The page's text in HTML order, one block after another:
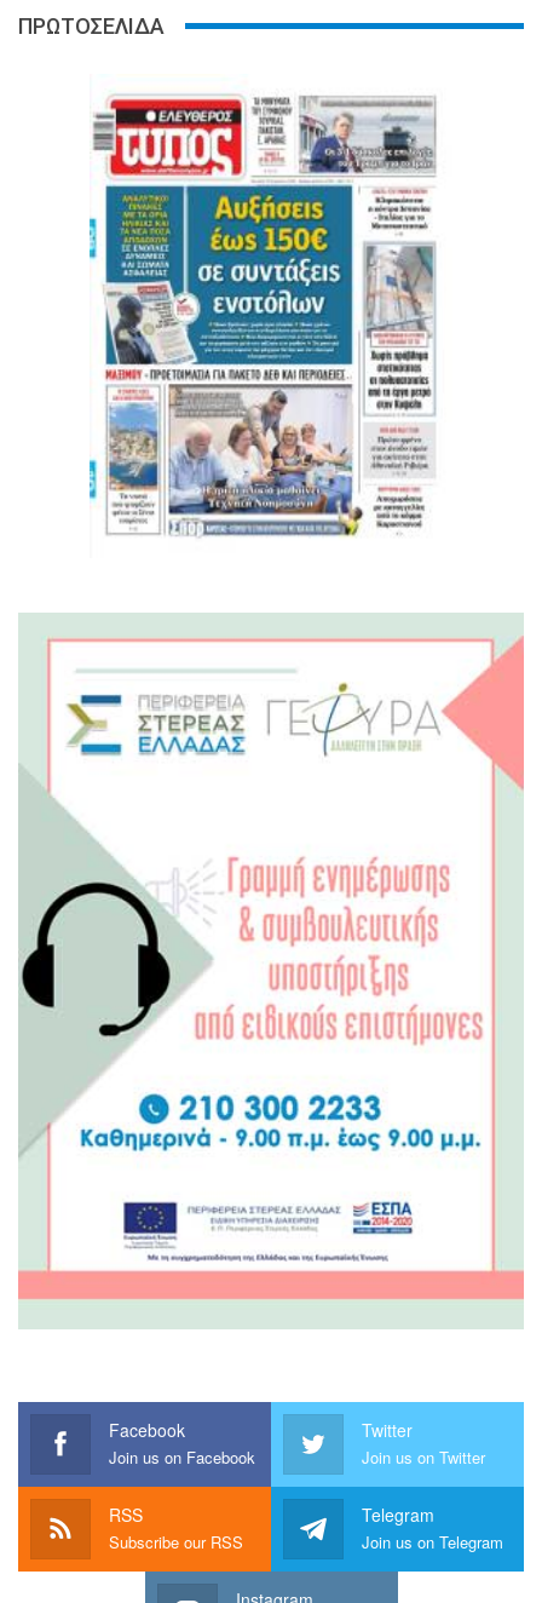
ΠΡΩΤΟΣΕΛΙΔΑ
Facebook
Join us on Facebook
Twitter
Join us on Twitter
RSS
Subscribe our RSS
Telegram
Join us on Telegram